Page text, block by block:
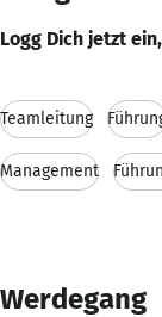
Logg Dich jetzt
Teamleitung
Management
Werdegang